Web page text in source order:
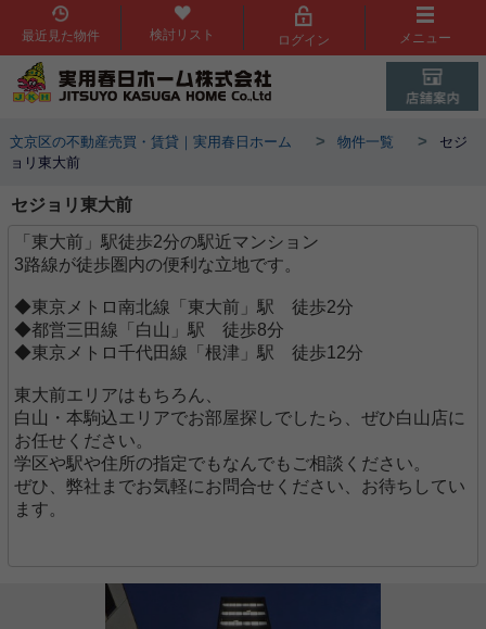
最近見た物件 検討リスト ログイン メニュー
文京区の不動産売買・賃貸｜実用春日ホーム > 物件一覧 >
セジ
ョリ東大前
セジョリ東大前
「東大前」駅徒歩2分の駅近マンション
3路線が徒歩圏内の便利な立地です。
◆東京メトロ南北線「東大前」駅 徒歩2分
◆都営三田線「白山」駅 徒歩8分
◆東京メトロ千代田線「根津」駅 徒歩12分
東大前エリアはもちろん、
白山・本駒込エリアでお部屋探しでしたら、ぜひ白山店に
お任せください。
学区や駅や住所の指定でもなんでもご相談ください。
ぜひ、弊社までお気軽にお問合せください、お待ちしてい
ます。